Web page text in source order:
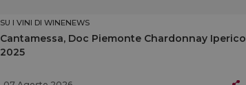
SU I VINI DI WINENEWS
Cantamessa, Doc Piemonte Chardonnay Iperico
2025